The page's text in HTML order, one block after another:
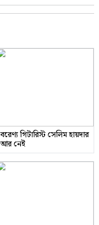
বরেণ্য গিটারিস্ট সেলিম হায়দার
আর নেই